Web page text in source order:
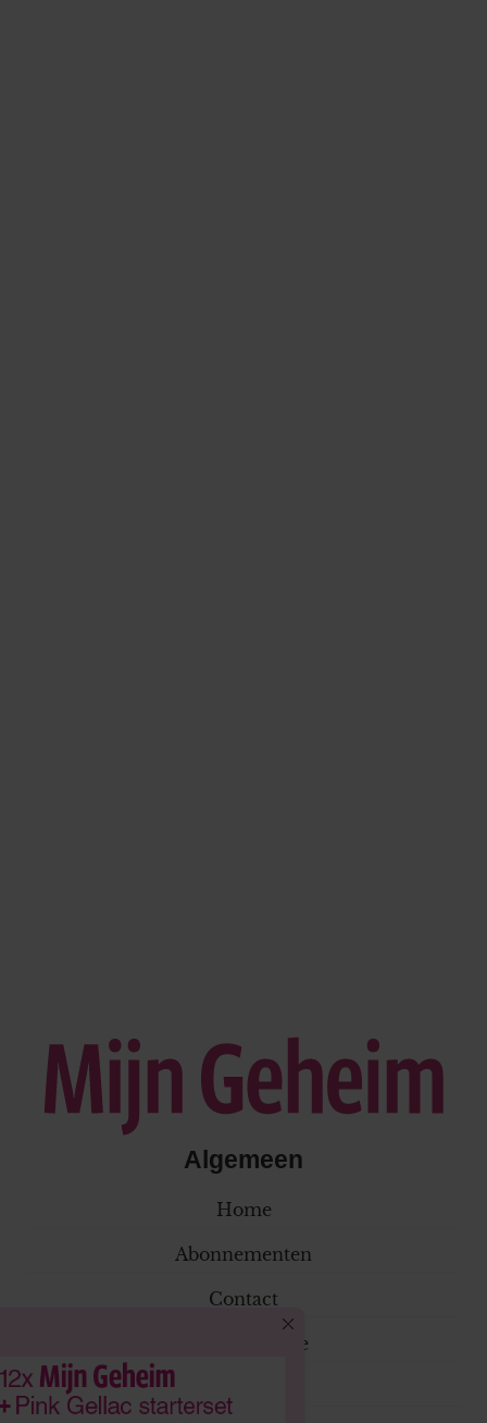
Algemeen
Home
Abonnementen
Contact
Klantenservice